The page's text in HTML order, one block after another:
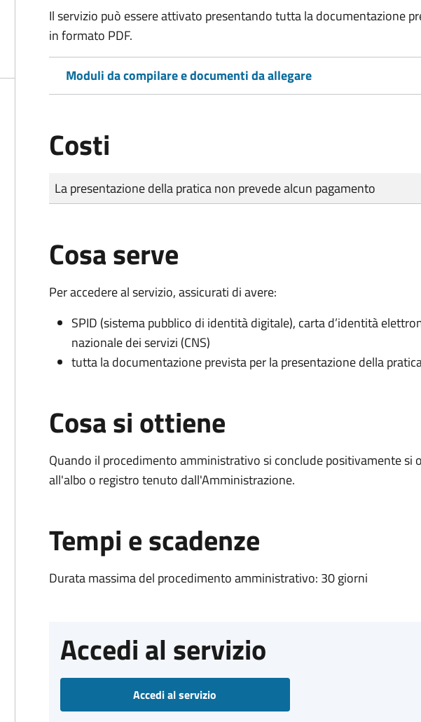
Il servizio può essere attivato presentando tutta la documentazione
in formato PDF.
Moduli da compilare e documenti da allegare
Costi
Tipo di pagamento
Importo
La presentazione della pratica non prevede alcun pagamento
Cosa serve
Per accedere al servizio, assicurati di avere:
SPID (sistema pubblico di identità digitale), carta d’identità
nazionale dei servizi (CNS)
tutta la documentazione prevista per la presentazione della
Cosa si ottiene
Quando il procedimento amministrativo si conclude positivamente si
all'albo o registro tenuto dall'Amministrazione.
Tempi e scadenze
Durata massima del procedimento amministrativo: 30 giorni
Accedi al servizio
Accedi al servizio